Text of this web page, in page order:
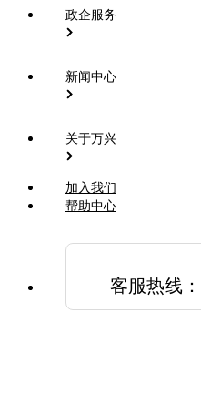
政企服务
新闻中心
关于万兴
加入我们
帮助中心
客服热线：